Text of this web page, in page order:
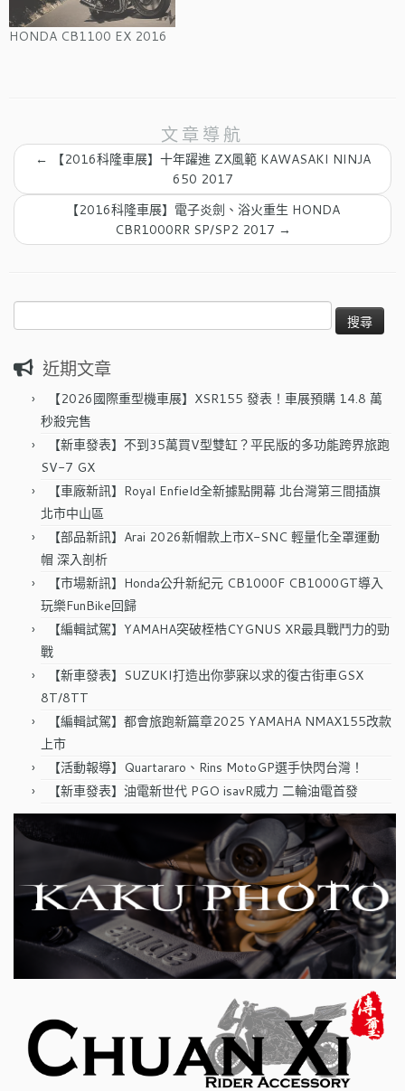
HONDA CB1100 EX 2016
文章導航
← 【2016科隆車展】十年躍進 ZX風範 KAWASAKI NINJA
650 2017
【2016科隆車展】電子炎劍、浴火重生 HONDA
CBR1000RR SP/SP2 2017 →
尋
鍵
近期文章
【2026國際重型機車展】XSR155 發表！車展預購 14.8 萬
秒殺完售
【新車發表】不到35萬買V型雙缸？平民版的多功能跨界旅跑
SV-7 GX
【車廠新訊】Royal Enfield全新據點開幕 北台灣第三間插旗
北市中山區
【部品新訊】Arai 2026新帽款上市X-SNC 輕量化全罩運動
帽 深入剖析
【市場新訊】Honda公升新紀元 CB1000F CB1000GT導入
玩樂FunBike回歸
【編輯試駕】YAMAHA突破桎梏CYGNUS XR最具戰鬥力的勁
戰
【新車發表】SUZUKI打造出你夢寐以求的復古街車GSX
8T/8TT
【編輯試駕】都會旅跑新篇章2025 YAMAHA NMAX155改款
上市
【活動報導】Quartararo、Rins MotoGP選手快閃台灣！
【新車發表】油電新世代 PGO isavR威力 二輪油電首發